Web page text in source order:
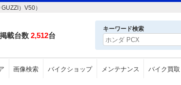
）V50）
掲載台数 2,512台
キーワード検索
画像検索 バイクショップ メンテナンス バイク買取